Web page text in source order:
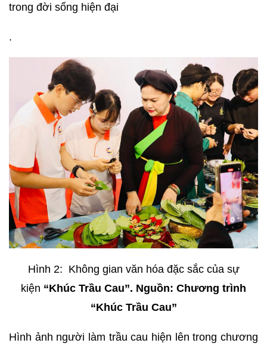
trong đời sống hiện đại
.
Hình 2: Không gian văn hóa đặc sắc của sự
kiện “Khúc Trầu Cau”. Nguồn: Chương trình
“Khúc Trầu Cau”
Hình ảnh người làm trầu cau hiện lên trong chương